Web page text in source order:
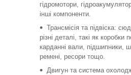
гідромотори,
інші компоненти.
Трансмісія та підвіска:
різні деталі, такі як
карданні вали, підшипники,
ремені, ресори тощо.
Двигун та система